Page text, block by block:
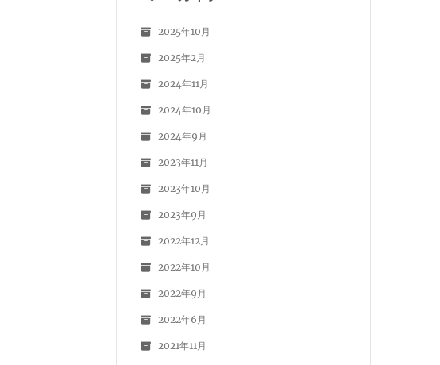
2025年10月
2025年2月
2024年11月
2024年10月
2024年9月
2023年11月
2023年10月
2023年9月
2022年12月
2022年10月
2022年9月
2022年6月
2021年11月